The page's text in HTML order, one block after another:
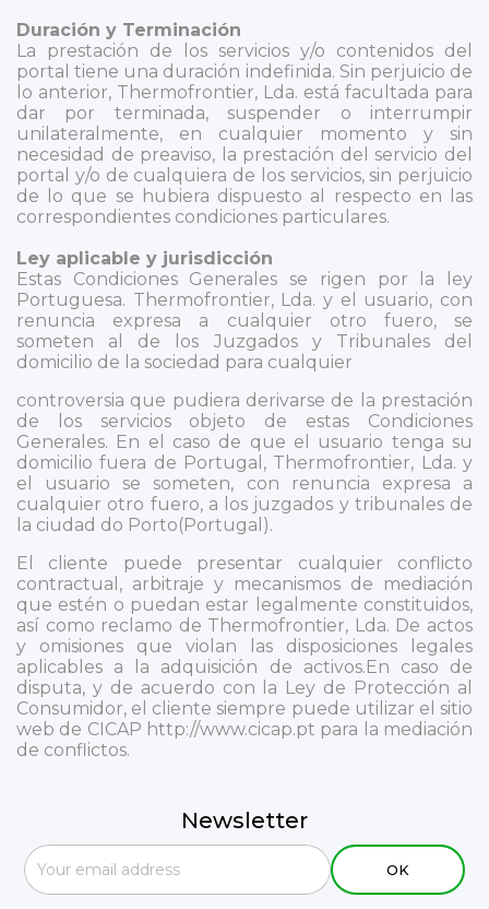
Duración y Terminación
La prestación de los servicios y/o contenidos del
portal tiene una duración indefinida. Sin perjuicio de
lo anterior, Thermofrontier, Lda. está facultada para
dar por terminada, suspender o interrumpir
unilateralmente, en cualquier momento y sin
necesidad de preaviso, la prestación del servicio del
portal y/o de cualquiera de los servicios, sin perjuicio
de lo que se hubiera dispuesto al respecto en las
correspondientes condiciones particulares.
Ley aplicable y jurisdicción
Estas Condiciones Generales se rigen por la ley
Portuguesa. Thermofrontier, Lda. y el usuario, con
renuncia expresa a cualquier otro fuero, se
someten al de los Juzgados y Tribunales del
domicilio de la sociedad para cualquier
controversia que pudiera derivarse de la prestación
de los servicios objeto de estas Condiciones
Generales. En el caso de que el usuario tenga su
domicilio fuera de Portugal, Thermofrontier, Lda. y
el usuario se someten, con renuncia expresa a
cualquier otro fuero, a los juzgados y tribunales de
la ciudad do Porto(Portugal).
El cliente puede presentar cualquier conflicto
contractual, arbitraje y mecanismos de mediación
que estén o puedan estar legalmente constituidos,
así como reclamo de Thermofrontier, Lda. De actos
y omisiones que violan las disposiciones legales
aplicables a la adquisición de activos.En caso de
disputa, y de acuerdo con la Ley de Protección al
Consumidor, el cliente siempre puede utilizar el sitio
web de CICAP http://www.cicap.pt para la mediación
de conflictos.
Newsletter